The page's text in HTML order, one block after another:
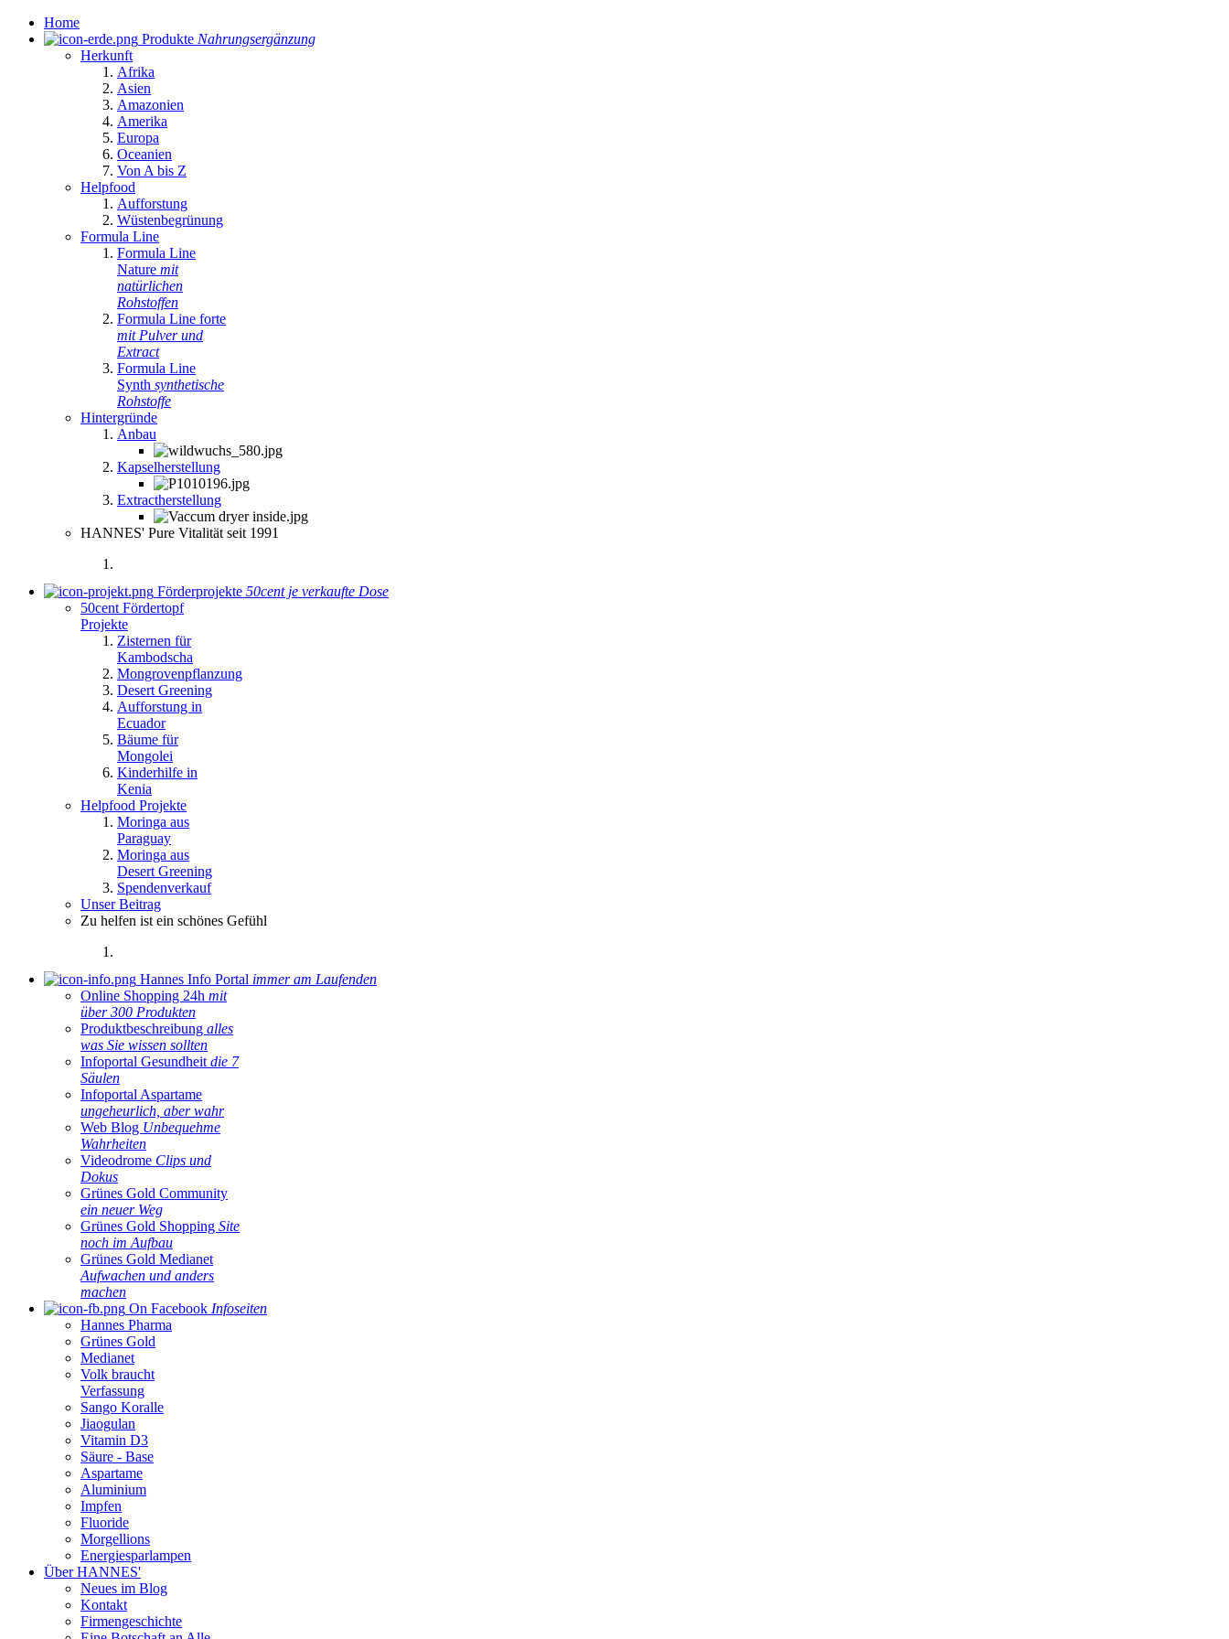
Home
Produkte Nahrungsergänzung
Herkunft
Afrika
Asien
Amazonien
Amerika
Europa
Oceanien
Von A bis Z
Helpfood
Aufforstung
Wüstenbegrünung
Formula Line
Formula Line
Nature mit
natürlichen
Rohstoffen
Formula Line forte
mit Pulver und
Extract
Formula Line
Synth synthetische
Rohstoffe
Hintergründe
Anbau
Kapselherstellung
Extractherstellung
HANNES' Pure Vitalität seit 1991
Förderprojekte 50cent je verkaufte Dose
50cent Fördertopf
Projekte
Zisternen für
Kambodscha
Mongrovenpflanzung
Desert Greening
Aufforstung in
Ecuador
Bäume für
Mongolei
Kinderhilfe in
Kenia
Helpfood Projekte
Moringa aus
Paraguay
Moringa aus
Desert Greening
Spendenverkauf
Unser Beitrag
Zu helfen ist ein schönes Gefühl
Hannes Info Portal immer am Laufenden
Online Shopping 24h mit
über 300 Produkten
Produktbeschreibung alles
was Sie wissen sollten
Infoportal Gesundheit die 7
Säulen
Infoportal Aspartame
ungeheurlich, aber wahr
Web Blog Unbequehme
Wahrheiten
Videodrome Clips und
Dokus
Grünes Gold Community
ein neuer Weg
Grünes Gold Shopping Site
noch im Aufbau
Grünes Gold Medianet
Aufwachen und anders
machen
On Facebook Infoseiten
Hannes Pharma
Grünes Gold
Medianet
Volk braucht
Verfassung
Sango Koralle
Jiaogulan
Vitamin D3
Säure - Base
Aspartame
Aluminium
Impfen
Fluoride
Morgellions
Energiesparlampen
Über HANNES'
Neues im Blog
Kontakt
Firmengeschichte